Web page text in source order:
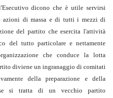
dicono che è utile servirsi
azioni di massa e di tutti i mezzi di
del partito che esercita l'attività
del tutto particolare e nettamente
che conduce la lotta
diviene un ingranaggio di comitati
della preparazione e della
si tratta di un vecchio partito